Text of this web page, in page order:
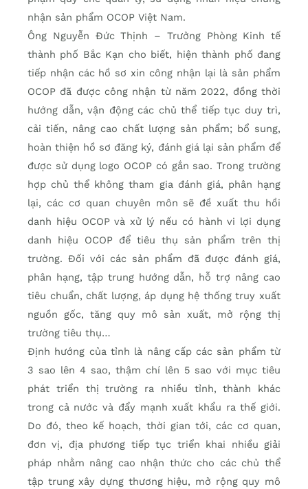
nhận sản phẩm OCOP Việt Nam.
Ông Nguyễn Đức Thịnh – Trưởng Phòng Kinh tế
thành phố Bắc Kạn cho biết, hiện thành phố đang
tiếp nhận các hồ sơ xin công nhận lại là sản phẩm
OCOP đã được công nhận từ năm 2022, đồng thời
hướng dẫn, vận động các chủ thể tiếp tục duy trì,
cải tiến, nâng cao chất lượng sản phẩm; bổ sung,
hoàn thiện hồ sơ đăng ký, đánh giá lại sản phẩm để
được sử dụng logo OCOP có gắn sao. Trong trường
hợp chủ thể không tham gia đánh giá, phân hạng
lại, các cơ quan chuyên môn sẽ đề xuất thu hồi
danh hiệu OCOP và xử lý nếu có hành vi lợi dụng
danh hiệu OCOP để tiêu thụ sản phẩm trên thị
trường. Đối với các sản phẩm đã được đánh giá,
phân hạng, tập trung hướng dẫn, hỗ trợ nâng cao
tiêu chuẩn, chất lượng, áp dụng hệ thống truy xuất
nguồn gốc, tăng quy mô sản xuất, mở rộng thị
trường tiêu thụ…
Định hướng của tỉnh là nâng cấp các sản phẩm từ
3 sao lên 4 sao, thậm chí lên 5 sao với mục tiêu
phát triển thị trường ra nhiều tỉnh, thành khác
trong cả nước và đẩy mạnh xuất khẩu ra thế giới.
Do đó, theo kế hoạch, thời gian tới, các cơ quan,
đơn vị, địa phương tiếp tục triển khai nhiều giải
pháp nhằm nâng cao nhận thức cho các chủ thể
tập trung xây dựng thương hiệu, mở rộng quy mô